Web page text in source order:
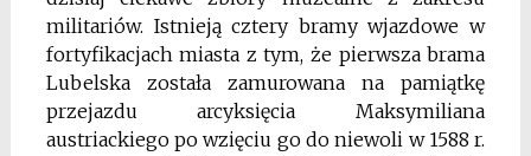
militariów. Istnieją cztery bramy wjazdowe w
fortyfikacjach miasta z tym, że pierwsza brama
Lubelska została zamurowana na pamiątkę
przejazdu arcyksięcia Maksymiliana
austriackiego po wzię­ciu go do niewoli w 1588 r.